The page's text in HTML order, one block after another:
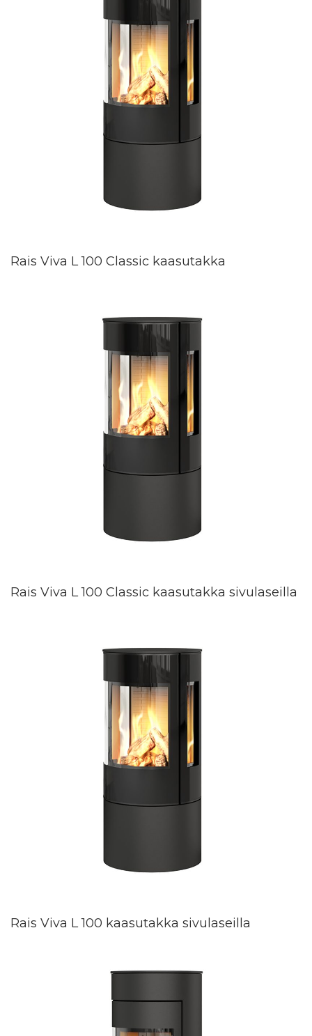
Rais Viva L 100 Classic kaasutakka
Rais Viva L 100 Classic kaasutakka sivulaseilla
Rais Viva L 100 kaasutakka sivulaseilla